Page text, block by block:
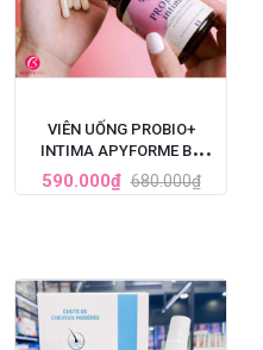
VIÊN UỐNG PROBIO+
INTIMA APYFORME BỔ
SUNG LỢI KHUẨN VÙNG KÍN
60 VIÊN CỦA PHÁP
590.000₫ 680.000₫